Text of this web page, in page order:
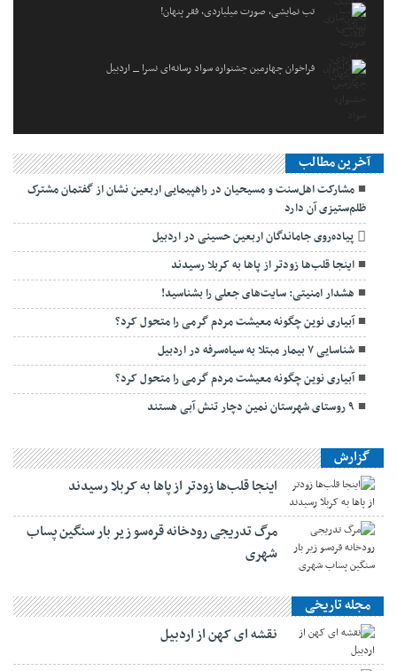
تب نمایشی، صورت میلیاردی، فقر پنهان!
فراخوان چهارمین جشنواره سواد رسانه‌ای نسرا _ اردبیل
آخرین مطالب
مشارکت اهل‌سنت و مسیحیان در راهپیمایی اربعین نشان از گفتمان مشترک
ظلم‌ستیزی آن دارد
پیاده‌روی جاماندگان اربعین حسینی در اردبیل
اینجا قلب‌ها زودتر از پاها به کربلا رسیدند
هشدار امنیتی: سایت‌های جعلی را بشناسید!
آبیاری نوین چگونه معیشت مردم گرمی را متحول کرد؟
شناسایی ۷ بیمار مبتلا به سیاه‌سرفه در اردبیل
آبیاری نوین چگونه معیشت مردم گرمی را متحول کرد؟
۹ روستای شهرستان نمین دچار تنش آبی هستند
گزارش
اینجا قلب‌ها زودتر از پاها به کربلا رسیدند
مرگ تدریجی رودخانه قره‌سو زیر بار سنگین پساب
شهری
مجله تاریخی
نقشه ای کهن از اردبیل